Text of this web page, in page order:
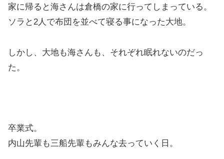
家に帰ると海さんは倉橋の家に行ってしまっている。
ソラと2人で布団を並べて寝る事になった大地。
しかし、大地も海さんも、それぞれ眠れないのだっ
た。
卒業式。
内山先輩も三船先輩もみんな去っていく日。